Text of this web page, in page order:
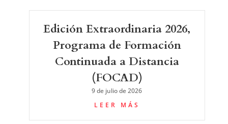
Edición Extraordinaria 2026,
Programa de Formación
Continuada a Distancia
(FOCAD)
9 de julio de 2026
LEER MÁS